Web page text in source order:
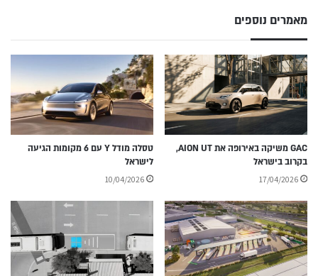
מאמרים נוספים
GAC משיקה באירופה את AION UT,
בקרוב בישראל
17/04/2026
טסלה מודל Y עם 6 מקומות הגיעה
לישראל
10/04/2026